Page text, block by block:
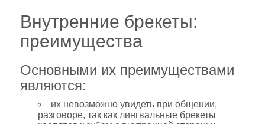
Внутренние брекеты:
преимущества
Основными их преимуществами
являются:
их невозможно увидеть при общении,
разговоре, так как лингвальные брекеты